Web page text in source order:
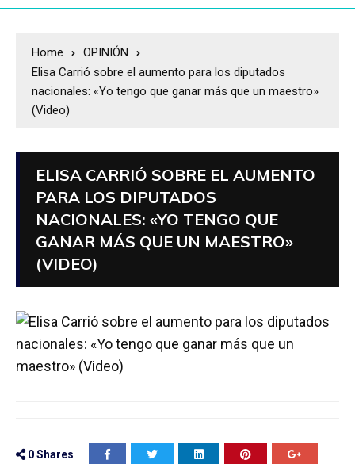
Home
OPINIÓN
Elisa Carrió sobre el aumento para los diputados
nacionales: «Yo tengo que ganar más que un maestro»
(Video)
ELISA CARRIÓ SOBRE EL AUMENTO
PARA LOS DIPUTADOS
NACIONALES: «YO TENGO QUE
GANAR MÁS QUE UN MAESTRO»
(VIDEO)
0Shares